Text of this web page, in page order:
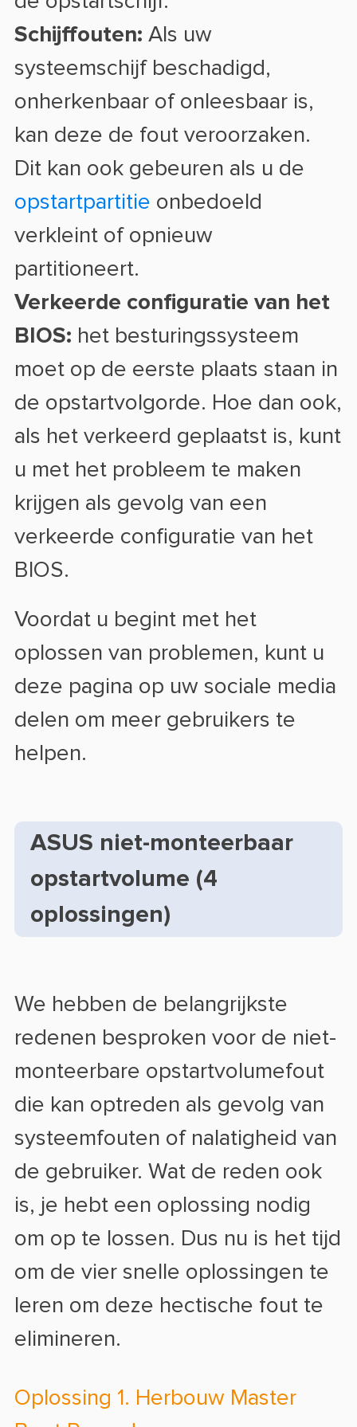
Schijffouten: Als uw
systeemschijf beschadigd,
onherkenbaar of onleesbaar is,
kan deze de fout veroorzaken.
Dit kan ook gebeuren als u de
opstartpartitie onbedoeld
verkleint of opnieuw
partitioneert.
Verkeerde configuratie van het
BIOS: het besturingssysteem
moet op de eerste plaats staan in
de opstartvolgorde. Hoe dan ook,
als het verkeerd geplaatst is, kunt
u met het probleem te maken
krijgen als gevolg van een
verkeerde configuratie van het
BIOS.
Voordat u begint met het
oplossen van problemen, kunt u
deze pagina op uw sociale media
delen om meer gebruikers te
helpen.
ASUS niet-monteerbaar
opstartvolume (4
oplossingen)
We hebben de belangrijkste
redenen besproken voor de niet-
monteerbare opstartvolumefout
die kan optreden als gevolg van
systeemfouten of nalatigheid van
de gebruiker. Wat de reden ook
is, je hebt een oplossing nodig
om op te lossen. Dus nu is het tijd
om de vier snelle oplossingen te
leren om deze hectische fout te
elimineren.
Oplossing 1. Herbouw Master